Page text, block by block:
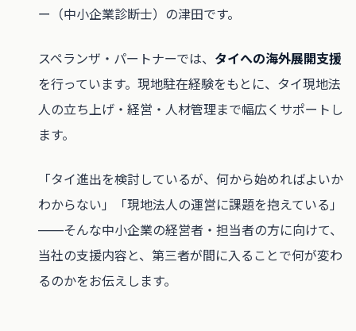
ー（中小企業診断士）の津田です。
スペランザ・パートナーでは、 タイへの海外展開支援
を行っています。現地駐在経験をもとに、タイ現地法
人の立ち上げ・経営・人材管理まで幅広くサポートし
ます。
「タイ進出を検討しているが、何から始めればよいか
わからない」「現地法人の運営に課題を抱えている」
——そんな中小企業の経営者・担当者の方に向けて、
当社の支援内容と、第三者が間に入ることで何が変わ
るのかをお伝えします。